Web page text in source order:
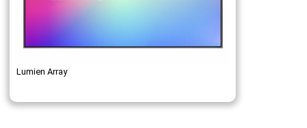
Lumien Array